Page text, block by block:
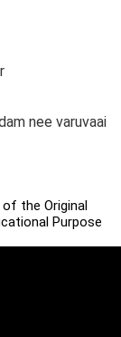
nee varuvaai
the Original
Purpose